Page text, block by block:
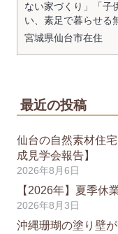
ない家づくり」「子
い、素足で暮らせる
宮城県仙台市在住
最近の投稿
仙台の自然素材住
成見学会報告】
2026年8月6日
【2026年】夏季休
2026年8月3日
沖縄珊瑚の塗り壁